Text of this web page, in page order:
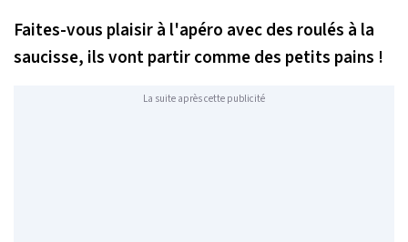
Faites-vous plaisir à l'apéro avec des roulés à la
saucisse, ils vont partir comme des petits pains !
La suite après cette publicité